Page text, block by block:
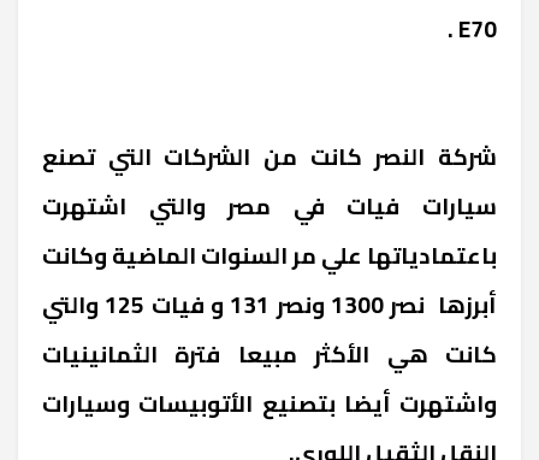
E70
.
شركة النصر كانت من الشركات التي تصنع
سيارات فيات في مصر والتي اشتهرت
باعتمادياتها علي مر السنوات الماضية وكانت
أبرزها نصر 1300 ونصر 131 و فيات 125 والتي
كانت هي الأكثر مبيعا فترة الثمانينيات
واشتهرت أيضا بتصنيع الأتوبيسات وسيارات